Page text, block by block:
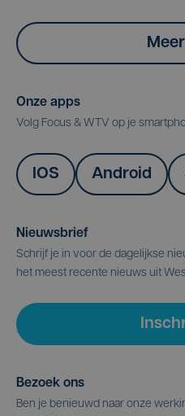
Onze apps
Volg Focus & WTV op je
IOS Android
Nieuwsbrief
Schrijf je in voor de dagelijkse
het meest recente nieuws uit
Bezoek ons
Ben je benieuwd naar onze